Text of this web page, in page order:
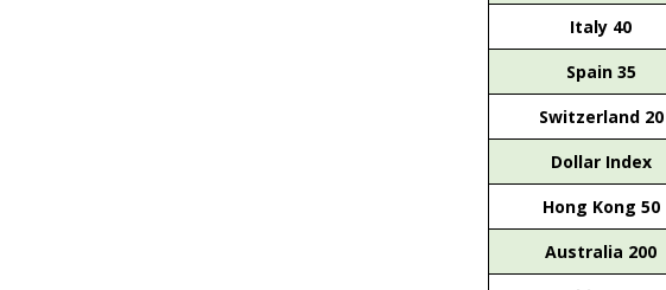
Italy 40
Spain 35
Switzerland 20
Dollar Index
Hong Kong 50
Australia 200